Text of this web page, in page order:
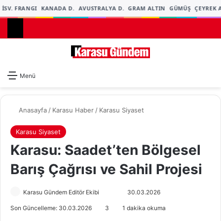
FRANGI KANADA D. AVUSTRALYA D. GRAM ALTIN GÜMÜŞ ÇEYREK
Menü
Anasayfa / Karasu Haber / Karasu Siyaset
Karasu Siyaset
Karasu: Saadet’ten Bölgesel
Barış Çağrısı ve Sahil Projesi
Karasu Gündem Editör Ekibi 30.03.2026
Son Güncelleme: 30.03.2026 3 1 dakika okuma